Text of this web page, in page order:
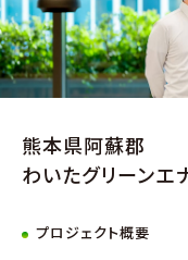
熊本県阿蘇郡
わいたグリーン
プロジェクト概要